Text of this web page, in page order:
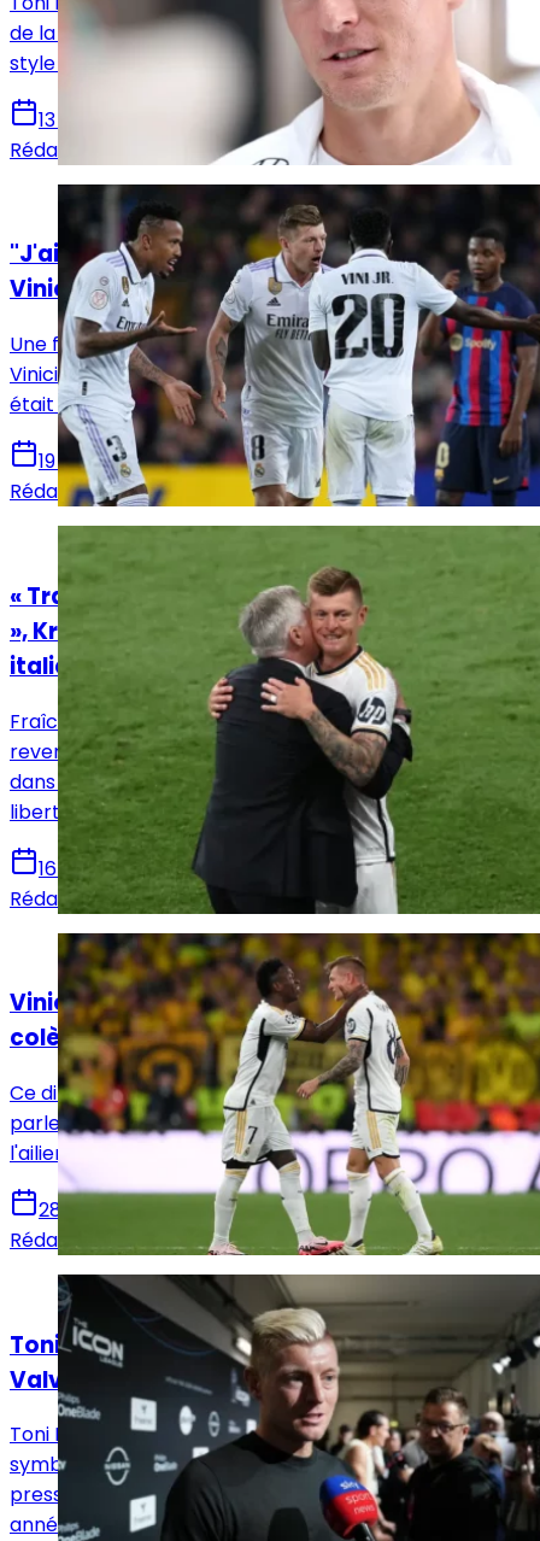
de la Supercoupe d’Espagne et a donné son avis sur le
style de Xabi Alonso et le rôle des joueurs clés.
13 janvier 2026
Rédaction Le Journal du Real
Actualités
"J'ai souvent essayé" de "tranquilliser"
Vinicius Jr, déclare Kroos
Une fois de plus, Toni Kroos n’a pas été tendre avec
Vinicius Jr. L’Allemand a relancé le débat alors qu’il
était commentateur de l’Icon League à Düsseldorf.
19 novembre 2025
Rédaction Le Journal du Real
Actualités
« Travailler avec Ancelotti a été merveilleux
», Kroos dithyrambique envers l'entraîneur
italien
Fraîchement retraité du Real Madrid, Toni Kroos est
revenu sur le rôle déterminant joué par Carlo Ancelotti
dans sa carrière madrilène, saluant la confiance et la
liberté que l’entraîneur italien lui a toujours accordée.
16 novembre 2025
Rédaction Le Journal du Real
Actualités
Vinicius Jr "pourrait garder un peu mieux sa
colère" selon Kroos
Ce dimanche, la sortie de Vinicius a beaucoup fait
parler. La légende du Real Madrid, Toni Kroos, défend
l'ailier madrilène.
28 octobre 2025
Rédaction Le Journal du Real
Actualités
Toni Kroos adoube Kylian Mbappé et
Valverde
Toni Kroos a partagé sur Instagram un photomontage
symbolisant le passage de relais à deux figures
pressenties pour mener le club au sommet dans les
années à venir.